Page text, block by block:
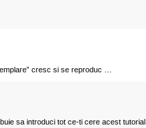
cresc si se reproduc …
sa introduci tot ce-ti cere acest tutorial